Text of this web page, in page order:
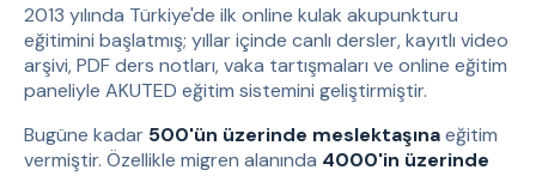
2013 yılında Türkiye'de ilk online kulak akupunkturu
eğitimini başlatmış; yıllar içinde canlı dersler, kayıtlı video
arşivi, PDF ders notları, vaka tartışmaları ve online eğitim
paneliyle AKUTED eğitim sistemini geliştirmiştir.
Bugüne kadar 500'ün üzerinde meslektaşınaeğitim
vermiştir. Özellikle migren alanında 4000'in üzerinde